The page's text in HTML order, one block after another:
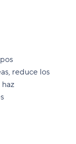
reduce los